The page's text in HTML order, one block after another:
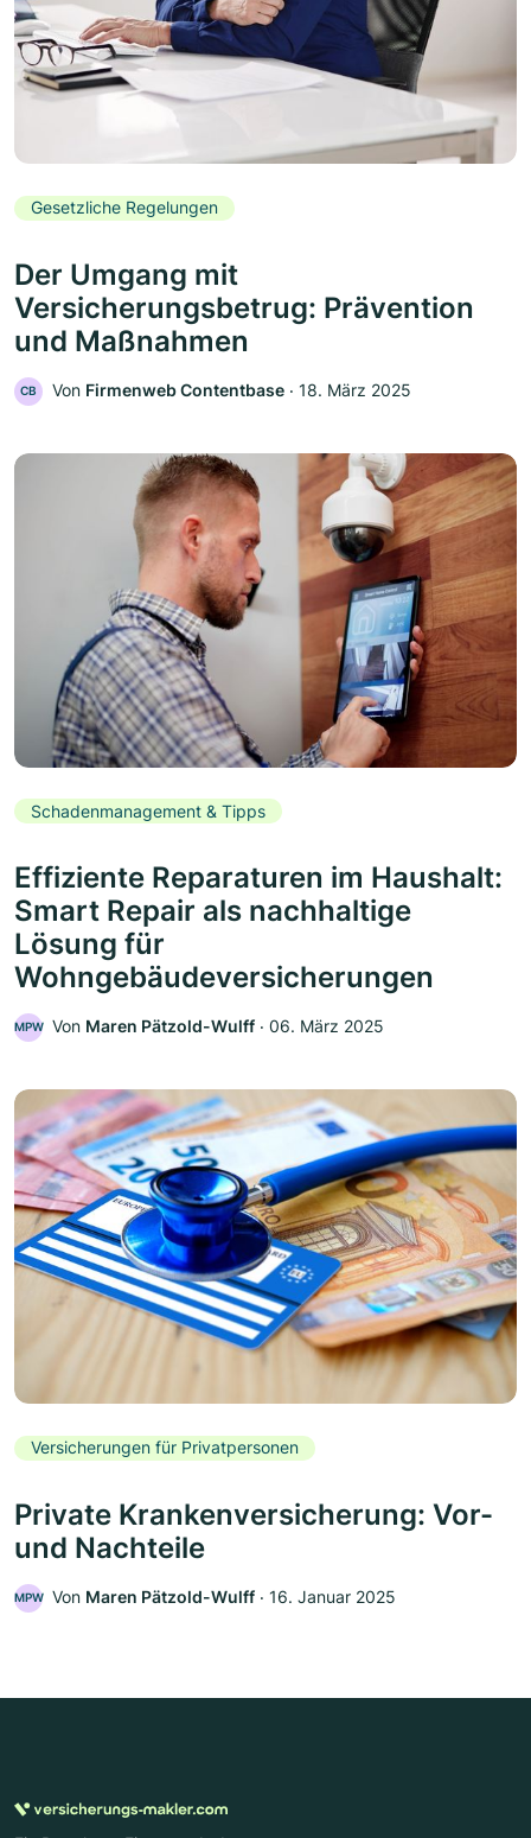
Gesetzliche Regelungen
Der Umgang mit
Versicherungsbetrug: Prävention
und Maßnahmen
CB Von Firmenweb Contentbase ‧ 18. März 2025
Schadenmanagement & Tipps
Effiziente Reparaturen im Haushalt:
Smart Repair als nachhaltige
Lösung für
Wohngebäudeversicherungen
MPW Von Maren Pätzold-Wulff ‧ 06. März 2025
Versicherungen für Privatpersonen
Private Krankenversicherung: Vor-
und Nachteile
MPW Von Maren Pätzold-Wulff ‧ 16. Januar 2025